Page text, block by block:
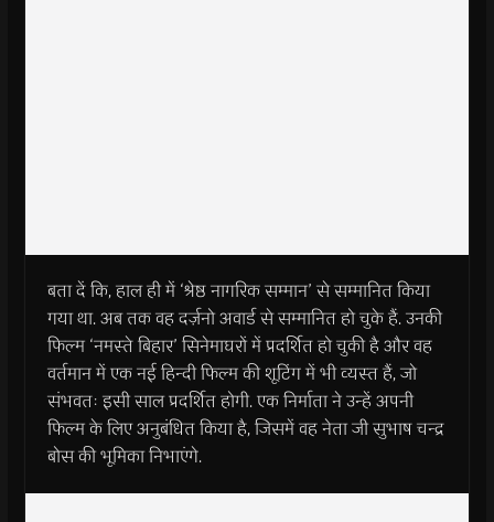
बता दें कि, हाल ही में ‘श्रेष्ठ नागरिक सम्मान’ से सम्मानित किया
गया था. अब तक वह दर्ज़नो अवार्ड से सम्मानित हो चुके हैं. उनकी
फिल्म ‘नमस्ते बिहार’ सिनेमाघरों में प्रदर्शित हो चुकी है और वह
वर्तमान में एक नई हिन्दी फिल्म की शूटिंग में भी व्यस्त हैं, जो
संभवतः इसी साल प्रदर्शित होगी. एक निर्माता ने उन्हें अपनी
फिल्म के लिए अनुबंधित किया है, जिसमें वह नेता जी सुभाष चन्द्र
बोस की भूमिका निभाएंगे.